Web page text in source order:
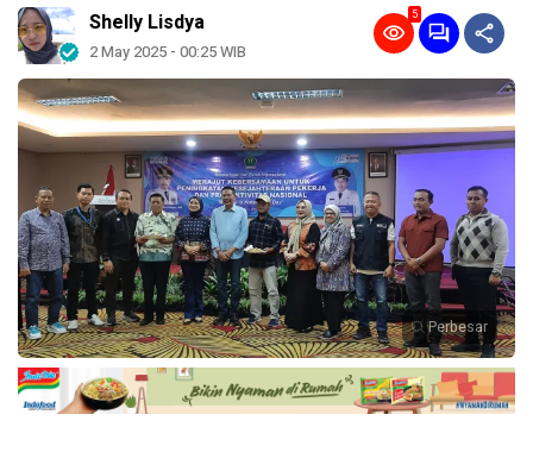
Shelly Lisdya
2 May 2025 - 00:25 WIB
5
Perbesar